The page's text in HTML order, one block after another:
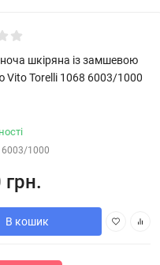
шкіряна із замшевою
Vito Torelli 1068 6003/1000
6003/1000
грн.
В кошик